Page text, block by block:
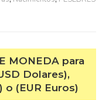
MONEDA
(USD
o